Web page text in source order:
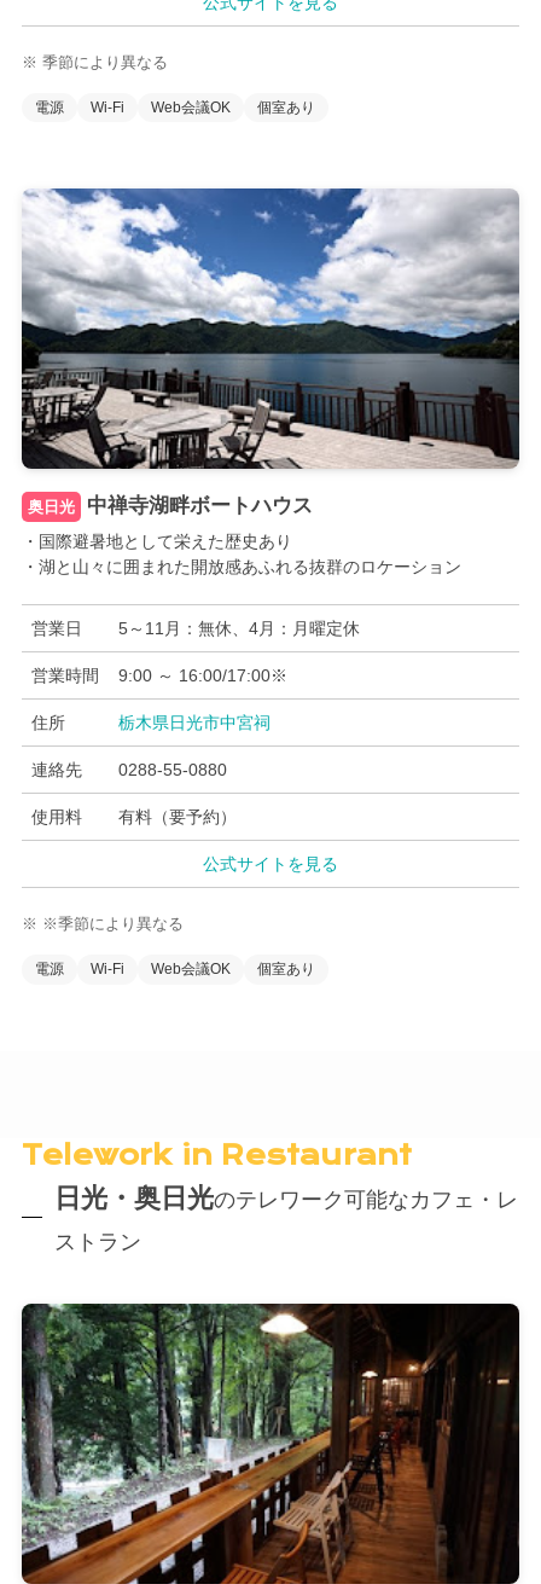
※ 季節により異なる
電源 Wi-Fi Web会議OK 個室あり
奥日光 中禅寺湖畔ボートハウス
・国際避暑地として栄えた歴史あり
・湖と山々に囲まれた開放感あふれる抜群のロケーション
営業日 5～11月：無休、4月：月曜定休
営業時間 9:00 ～ 16:00/17:00※
住所 栃木県日光市中宮祠
連絡先 0288-55-0880
使用料 有料（要予約）
公式サイトを見る
※ ※季節により異なる
電源 Wi-Fi Web会議OK 個室あり
Telework in Restaurant
日光・奥日光のテレワーク可能なカフェ・レ
ストラン